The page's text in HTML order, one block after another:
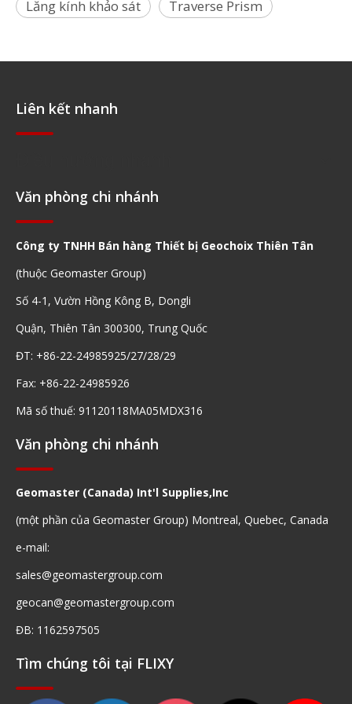
Lăng kính khảo sát Traverse Prism
Liên kết nhanh
Văn phòng chi nhánh
Công ty TNHH Bán hàng Thiết bị Geochoix Thiên Tân
(thuộc Geomaster Group)
Số 4-1, Vườn Hồng Kông B, Dongli
Quận, Thiên Tân 300300, Trung Quốc
ĐT: +86-22-24985925/27/28/29
Fax: +86-22-24985926
Mã số thuế: 91120118MA05MDX316
Văn phòng chi nhánh
Geomaster (Canada) Int'l Supplies,Inc
(một phần của Geomaster Group) Montreal, Quebec, Canada
e-mail:
sales@geomastergroup.com
geocan@geomastergroup.com
ĐB: 1162597505
Tìm chúng tôi tại FLIXY